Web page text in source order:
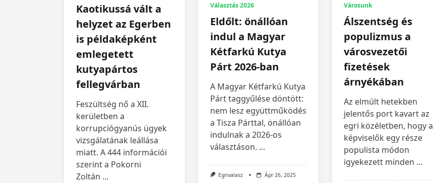
Kaotikussá vált a
helyzet az Egerben
is példaképként
emlegetett
kutyapártos
fellegvárban
Feszültség nő a XII.
kerületben a
korrupciógyanús ügyek
vizsgálatának leállása
miatt. A 444 információi
szerint a Pokorni
Zoltán ...
Választás 2026
Eldőlt: önállóan
indul a Magyar
Kétfarkú Kutya
Párt 2026-ban
A Magyar Kétfarkú Kutya
Párt taggyűlése döntött:
nem lesz együttműködés
a Tisza Párttal, önállóan
indulnak a 2026-os
választáson. ...
Egrivalasz Ápr 26, 2025
Városunk
Álszentség és
populizmus a
városvezetői
fizetések
árnyékában
Az elmúlt hetekben
jelentős port kavart az
egri közéletben, hogy a
képviselők egy része
populista módon
igyekezett minden ...